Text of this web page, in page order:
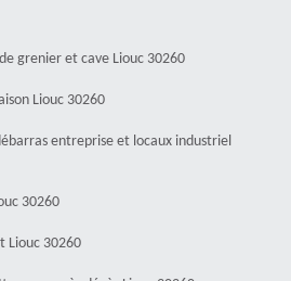
grenier et cave Liouc 30260
Liouc 30260
entreprise et locaux industriel
30260
Liouc 30260